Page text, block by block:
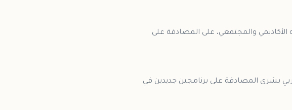
والمجتمعي، على المصادقة على
بشرى المصادقة على برنامجين جديدين في